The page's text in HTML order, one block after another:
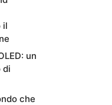
il
un
di
che